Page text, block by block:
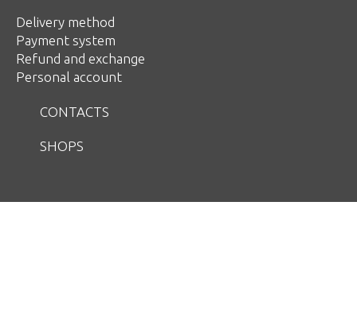
Delivery method
Payment system
Refund and exchange
Personal account
CONTACTS
SHOPS